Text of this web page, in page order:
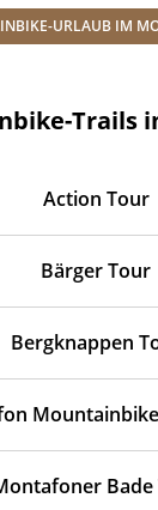
URLAUB IM
Trails
Action Tour
Bärger Tour
Bergknappen
Bade